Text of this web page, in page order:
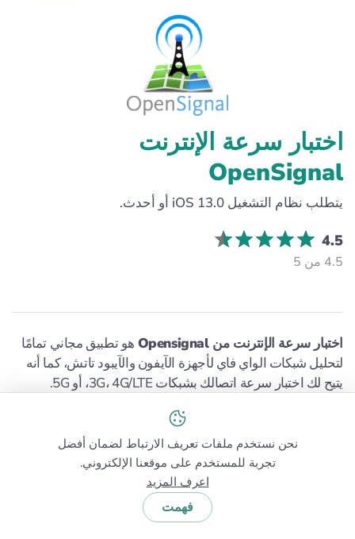
اختبار سرعة الإنترنت
OpenSignal
يتطلب نظام التشغيل iOS 13.0 أو أحدث.
4.5
4.5 من 5
اختبار سرعة الإنترنت من Opensignal
هو تطبيق مجاني تمامًا
لتحليل شبكات الواي فاي لأجهزة الآيفون والآيبود تاتش، كما أنه
يتيح لك اختبار سرعة اتصالك بشبكات 3G، 4G/LTE، أو 5G.
لاختبار التنزيل و10 ثوانٍ لاختبار الرفع)، ويتم حفظ نتائج الاختبار
تلقائيًا بحيث يمكن تحويلها إلى إحصاءات شبكة مفيدة تحتوي على
معدلات السرعة الوسطى للتنزيل، والرفع، والاستجابة.
نحن نستخدم ملفات تعريف الارتباط لضمان أفضل
تجربة للمستخدم على موقعنا الإلكتروني.
اعرف المزيد
فهمت